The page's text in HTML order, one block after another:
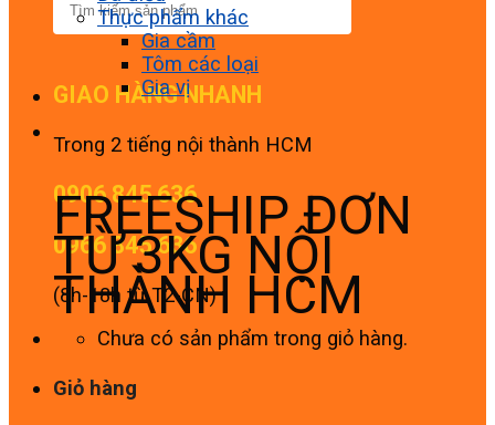
GIAO HÀNG NHANH
Trong 2 tiếng nội thành HCM
0906 845 636
0966 845 636
(8h-18h từ T2-CN)
Chưa có sản phẩm trong giỏ hàng.
Giỏ hàng
Thực phẩm khác
Gia cầm
Tôm các loại
Gia vị
FREESHIP ĐƠN
TỪ 3KG NỘI
THÀNH HCM